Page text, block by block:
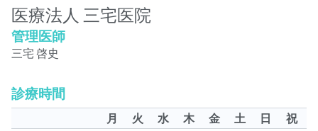
医療法人 三宅医院
管理医師
三宅 啓史
診療時間
月 火 水 木 金 土 日
祝